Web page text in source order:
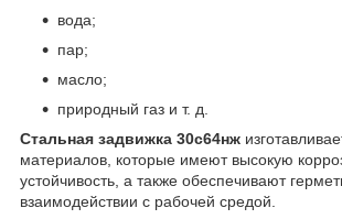
вода;
пар;
масло;
природный газ и т. д.
Стальная задвижка 30с64нж
материалов, которые имеют высокую
устойчивость, а также обеспечивают
взаимодействии с рабочей средой.